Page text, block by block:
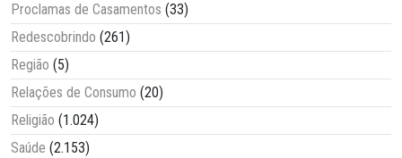
Proclamas de Casamentos (33)
Redescobrindo (261)
Região (5)
Relações de Consumo (20)
Religião (1.024)
Saúde (2.153)